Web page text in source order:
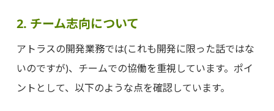
2. チーム志向について
アトラスの開発業務では(これも開発に限った話ではな
いのですが)、チームでの協働を重視しています。ポイ
ントとして、以下のような点を確認しています。